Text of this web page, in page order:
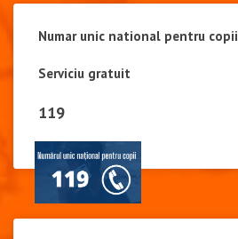
Numar unic national pentru copii
Serviciu gratuit
119